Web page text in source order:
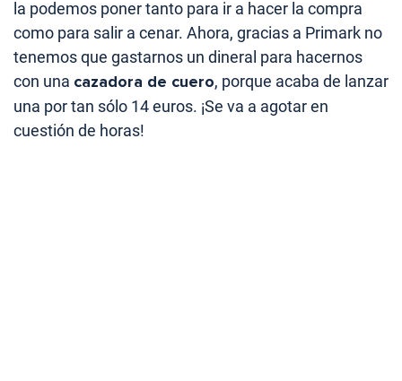
la podemos poner tanto para ir a hacer la compra
como para salir a cenar. Ahora, gracias a Primark no
tenemos que gastarnos un dineral para hacernos
con una cazadora de cuero, porque acaba de lanzar
una por tan sólo 14 euros. ¡Se va a agotar en
cuestión de horas!